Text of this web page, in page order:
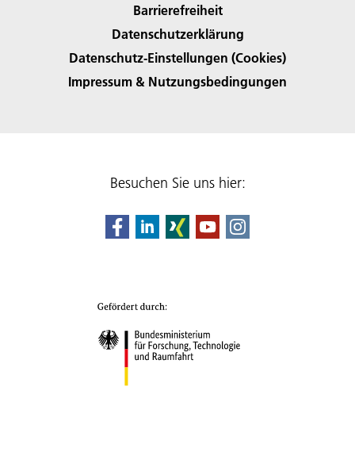
Barrierefreiheit
Datenschutzerklärung
Datenschutz-Einstellungen (Cookies)
Impressum & Nutzungsbedingungen
Besuchen Sie uns hier: